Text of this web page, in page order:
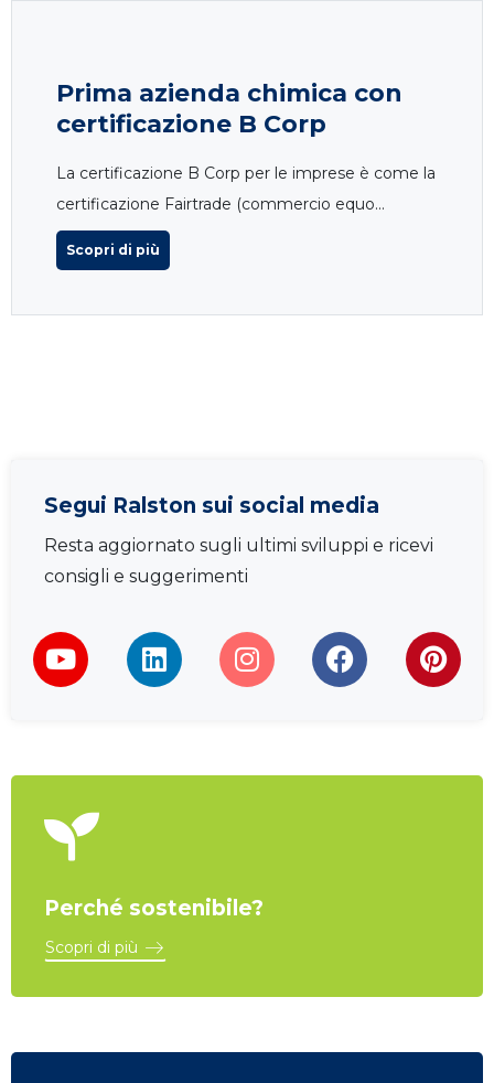
Prima azienda chimica con
certificazione B Corp
La certificazione B Corp per le imprese è come la
certificazione Fairtrade (commercio equo...
Scopri di più
Segui Ralston sui social media
Resta aggiornato sugli ultimi sviluppi e ricevi
consigli e suggerimenti
Perché sostenibile?
Scopri di più